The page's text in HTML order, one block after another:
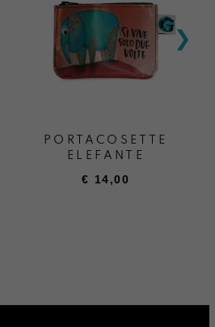
PORTACOSETTE
ELEFANTE
€ 14,00